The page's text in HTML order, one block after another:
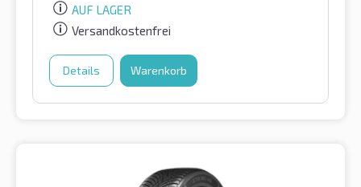
AUF LAGER
Versandkostenfrei
Details Warenkorb